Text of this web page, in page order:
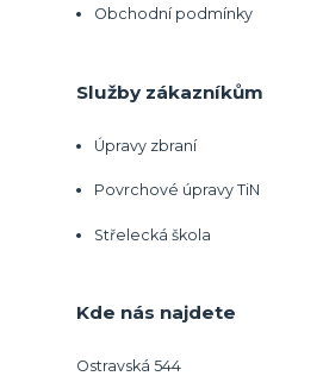
Obchodní podmínky
Služby zákazníkům
Úpravy zbraní
Povrchové úpravy TiN
Střelecká škola
Kde nás najdete
Ostravská 544